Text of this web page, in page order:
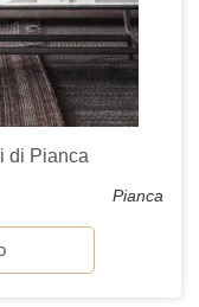
di Pianca
Pianca